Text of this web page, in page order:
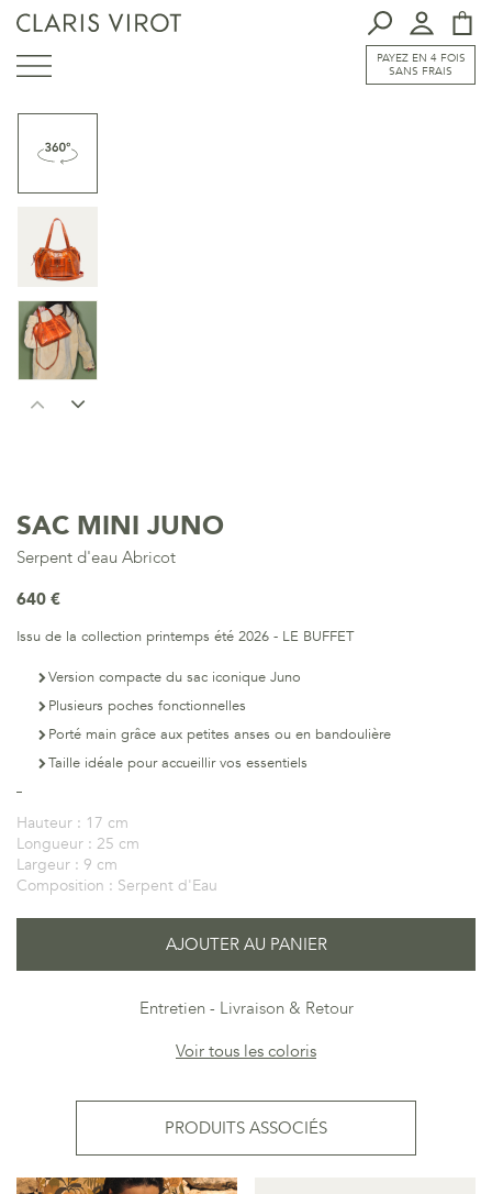
PAYEZ EN 4 FOIS
SANS FRAIS
SAC MINI JUNO
Serpent d'eau Abricot
640 €
Issu de la collection printemps été 2026 - LE BUFFET
Version compacte du sac iconique Juno
Plusieurs poches fonctionnelles
Porté main grâce aux petites anses ou en bandoulière
Taille idéale pour accueillir vos essentiels
Hauteur : 17 cm
Longueur : 25 cm
Largeur : 9 cm
Composition : Serpent d'Eau
AJOUTER AU PANIER
Entretien
Livraison & Retour
Voir tous les coloris
PRODUITS ASSOCIÉS